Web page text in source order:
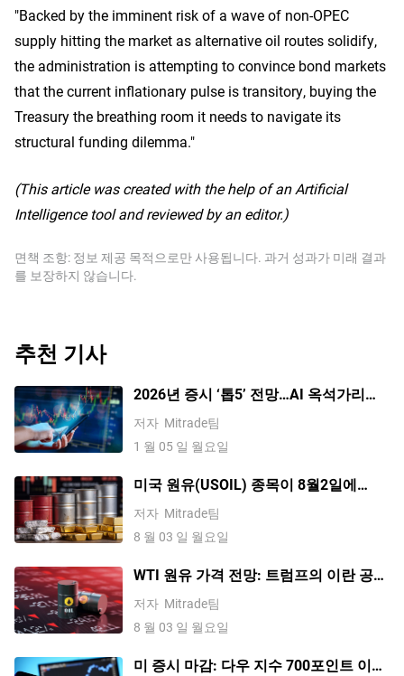
"Backed by the imminent risk of a wave of non-OPEC
supply hitting the market as alternative oil routes solidify,
the administration is attempting to convince bond markets
that the current inflationary pulse is transitory, buying the
Treasury the breathing room it needs to navigate its
structural funding dilemma."
(This article was created with the help of an Artificial
Intelligence tool and reviewed by an editor.)
면책 조항: 정보 제공 목적으로만 사용됩니다. 과거 성과가 미래 결과
를 보장하지 않습니다.
추천 기사
2026년 증시 ‘톱5’ 전망…AI 옥석가리기·
배당주 선호·밸류에이션 조정 가능성
저자 Mitrade팀
1 월 05 일 월요일
미국 원유(USOIL) 종목이 8월2일에
8.15% 하락했습니다. 시장이 가격을 다
시 책정하고 있나요?
저자 Mitrade팀
8 월 03 일 월요일
WTI 원유 가격 전망: 트럼프의 이란 공격
중단으로 유가 80달러 하회; 가격은 상승
할 것인가?
저자 Mitrade팀
8 월 03 일 월요일
미 증시 마감: 다우 지수 700포인트 이상